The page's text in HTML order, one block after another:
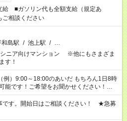
給 ■ガソリン代も全額支給（規定あ
相談ください
和島駅 / 池上駅 / …
シニア向けマンション ※他にもさまざま
す！
例）9:00～18:00のあいだ もちろん1日8時
能です！ご希望をお聞かせください！★家
要な場合も遠慮なくご相談ください。 ※
務が必要です
です。開始日はご相談ください！ ★急募